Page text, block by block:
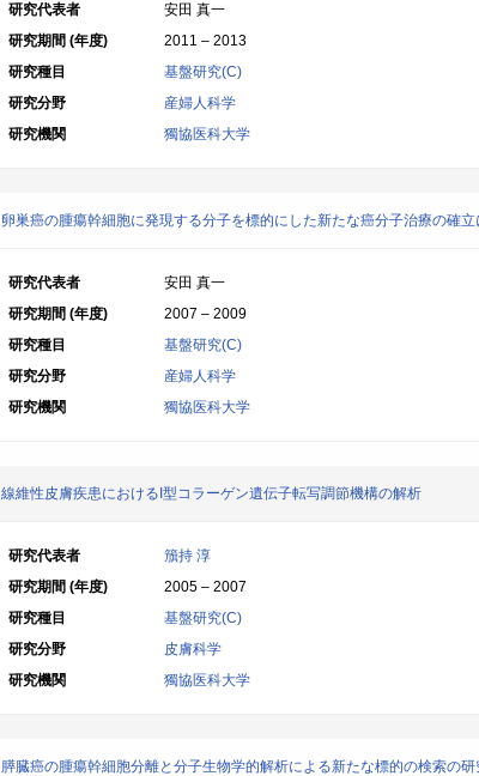
研究代表者
安田 真一
研究期間 (年度)
2011 – 2013
研究種目
基盤研究(C)
研究分野
産婦人科学
研究機関
獨協医科大学
卵巣癌の腫瘍幹細胞に発現する分子を標的にした新たな癌分子治療の確
研究代表者
安田 真一
研究期間 (年度)
2007 – 2009
研究種目
基盤研究(C)
研究分野
産婦人科学
研究機関
獨協医科大学
線維性皮膚疾患におけるI型コラーゲン遺伝子転写調節機構の解析
研究代表者
籏持 淳
研究期間 (年度)
2005 – 2007
研究種目
基盤研究(C)
研究分野
皮膚科学
研究機関
獨協医科大学
膵臓癌の腫瘍幹細胞分離と分子生物学的解析による新たな標的の検索の研